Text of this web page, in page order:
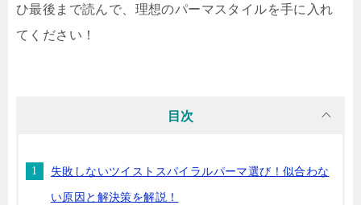
ひ最後まで読んで、理想のパーマスタイルを手に入れ
てください！
目次
失敗しないツイストスパイラルパーマ選び！似合わな
い原因と解決策を解説！